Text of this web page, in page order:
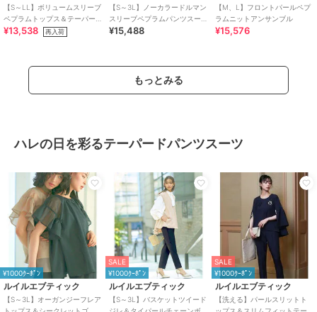
【S～LL】ボリュームスリーブ
ペプラムトップス＆テーパー
ドパンツセットアップ
¥13,538 再入荷
【S～3L】ノーカラードルマン
スリーブペプラムパンツスー
ツ
¥15,488
【M、L】フロントパールペプ
ラムニットアンサンブル
¥15,576
もっとみる
ハレの日を彩るテーパードパンツスーツ
¥1000ｸｰﾎﾟﾝ
ルイルエブティック
【S～3L】オーガンジーフレア
SALE
¥1000ｸｰﾎﾟﾝ
ルイルエブティック
【S～3L】バスケットツイード
SALE
¥1000ｸｰﾎﾟﾝ
ルイルエブティック
【洗える】パールスリットト